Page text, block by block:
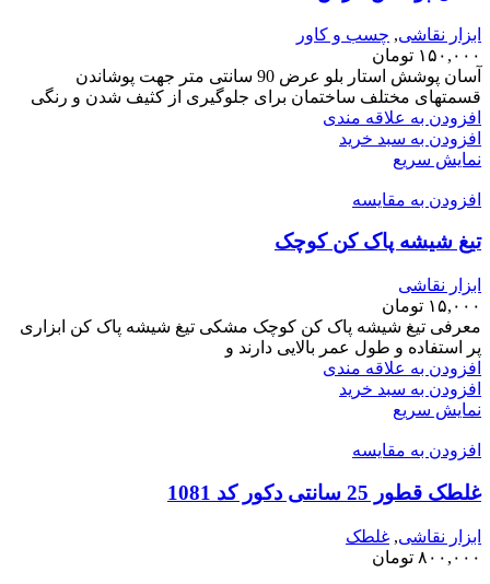
ابزار نقاشی, چسب و کاور
۱۵۰,۰۰۰ تومان
آسان پوشش استار بلو عرض 90 سانتی متر جهت پوشاندن
قسمتهای مختلف ساختمان برای جلوگیری از کثیف شدن و رنگی
افزودن به علاقه مندی
افزودن به سبد خرید
نمایش سریع
افزودن به مقایسه
تیغ شیشه پاک کن کوچک
ابزار نقاشی
۱۵,۰۰۰ تومان
معرفی تیغ شیشه پاک کن کوچک مشکی تیغ شیشه پاک کن ابزاری
پر استفاده و طول عمر بالایی دارند و
افزودن به علاقه مندی
افزودن به سبد خرید
نمایش سریع
افزودن به مقایسه
غلطک قطور 25 سانتی دکور کد 1081
ابزار نقاشی, غلطک
۸۰۰,۰۰۰ تومان